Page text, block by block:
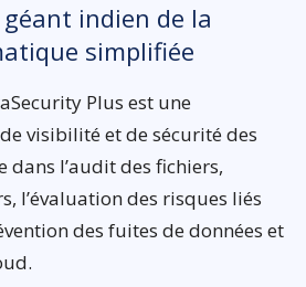
géant indien de la
simplifiée
Plus est une
visibilité et de sécurité des
dans l’audit des fichiers,
l’évaluation des risques liés
des fuites de données et